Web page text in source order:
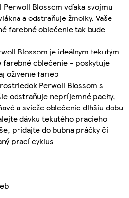
Perwoll Blossom vďaka svojmu
a odstraňuje žmolky. Vaše
farebné oblečenie tak bude
Blossom je ideálnym tekutým
oblečenie - poskytuje
oživenie farieb
Perwoll Blossom s
odstraňuje nepríjemné pachy,
a svieže oblečenie dlhšiu dobu
dávku tekutého pracieho
pridajte do bubna práčky či
prací cyklus